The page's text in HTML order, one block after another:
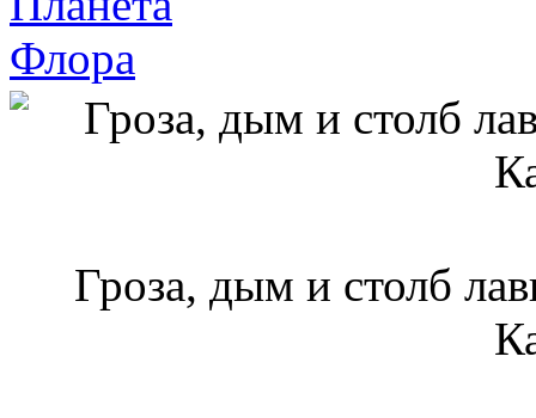
Флора
Гроза, дым и столб